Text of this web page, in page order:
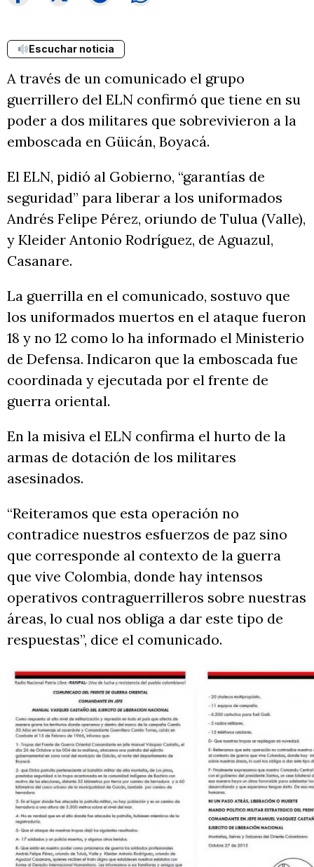
Escuchar noticia
A través de un comunicado el grupo
guerrillero del ELN confirmó que tiene en su
poder a dos militares que sobrevivieron a la
emboscada en Güicán, Boyacá.
El ELN, pidió al Gobierno, “garantías de
seguridad” para liberar a los uniformados
Andrés Felipe Pérez, oriundo de Tulua (Valle),
y Kleider Antonio Rodríguez, de Aguazul,
Casanare.
La guerrilla en el comunicado, sostuvo que
los uniformados muertos en el ataque fueron
18 y no 12 como lo ha informado el Ministerio
de Defensa. Indicaron que la emboscada fue
coordinada y ejecutada por el frente de
guerra oriental.
En la misiva el ELN confirma el hurto de la
armas de dotación de los militares
asesinados.
“Reiteramos que esta operación no
contradice nuestros esfuerzos de paz sino
que corresponde al contexto de la guerra
que vive Colombia, donde hay intensos
operativos contraguerrilleros sobre nuestras
áreas, lo cual nos obliga a dar este tipo de
respuestas”, dice el comunicado.